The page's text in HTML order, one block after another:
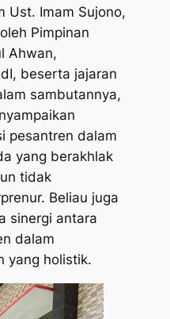
Ust. Imam Sujono,
Pimpinan
Ahwan,
beserta jajaran
sambutannya,
pesantren dalam
yang berakhlak
tidak
Beliau juga
sinergi antara
dalam
yang holistik.